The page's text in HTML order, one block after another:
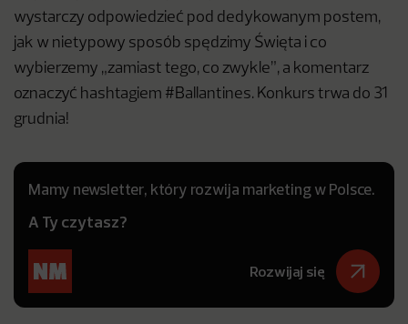
wystarczy odpowiedzieć pod dedykowanym postem,
jak w nietypowy sposób spędzimy Święta i co
wybierzemy „zamiast tego, co zwykle”, a komentarz
oznaczyć hashtagiem #Ballantines. Konkurs trwa do 31
grudnia!
Mamy newsletter, który rozwija marketing w Polsce.
A Ty czytasz?
Rozwijaj się